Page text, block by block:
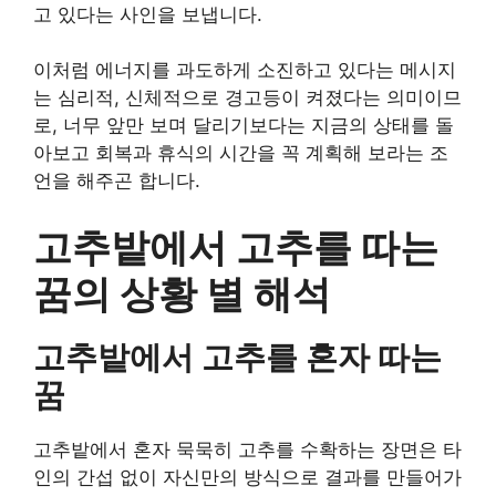
고 있다는 사인을 보냅니다.
이처럼 에너지를 과도하게 소진하고 있다는 메시지
는 심리적, 신체적으로 경고등이 켜졌다는 의미이므
로, 너무 앞만 보며 달리기보다는 지금의 상태를 돌
아보고 회복과 휴식의 시간을 꼭 계획해 보라는 조
언을 해주곤 합니다.
고추밭에서 고추를 따는
꿈의 상황 별 해석
고추밭에서 고추를 혼자 따는
꿈
고추밭에서 혼자 묵묵히 고추를 수확하는 장면은 타
인의 간섭 없이 자신만의 방식으로 결과를 만들어가